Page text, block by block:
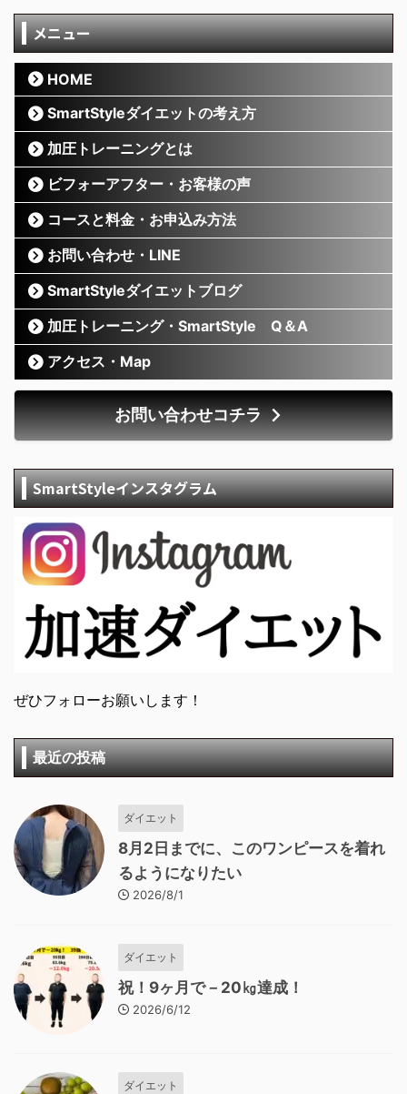
メニュー
HOME
SmartStyleダイエットの考え方
加圧トレーニングとは
ビフォーアフター・お客様の声
コースと料金・お申込み方法
お問い合わせ・LINE
SmartStyleダイエットブログ
加圧トレーニング・SmartStyle Q＆A
アクセス・Map
お問い合わせコチラ
SmartStyleインスタグラム
ぜひフォローお願いします！
最近の投稿
ダイエット
8月2日までに、このワンピースを着れ
るようになりたい
2026/8/1
ダイエット
祝！9ヶ月で－20㎏達成！
2026/6/12
ダイエット